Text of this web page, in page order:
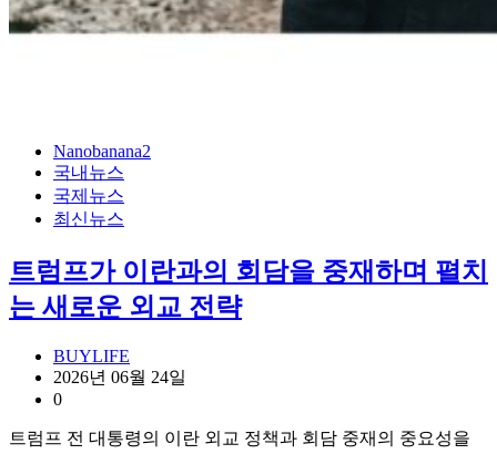
Nanobanana2
국내뉴스
국제뉴스
최신뉴스
트럼프가 이란과의 회담을 중재하며 펼치
는 새로운 외교 전략
BUYLIFE
2026년 06월 24일
0
트럼프 전 대통령의 이란 외교 정책과 회담 중재의 중요성을